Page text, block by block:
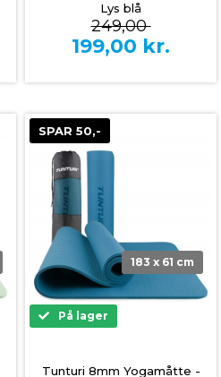
Lys blå
249,00
199,00 kr.
SPAR 50,-
183 x 61 cm
På lager
Tunturi 8mm Yogamåtte -